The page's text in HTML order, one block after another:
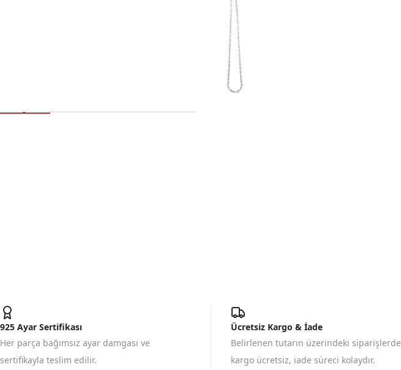
925 Ayar Sertifikası
Her parça bağımsız ayar damgası ve
sertifikayla teslim edilir.
Ücretsiz Kargo & İade
Belirlenen tutarın üzerindeki siparişlerde
kargo ücretsiz, iade süreci kolaydır.